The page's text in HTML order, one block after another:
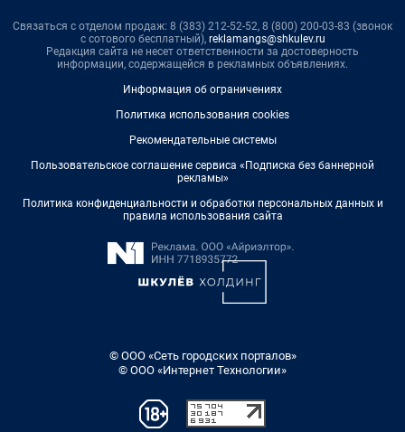
Связаться с отделом продаж: 8 (383) 212-52-52, 8 (800) 200-03-83 (звонок
с сотового бесплатный), reklamangs@shkulev.ru
Редакция сайта не несет ответственности за достоверность
информации, содержащейся в рекламных объявлениях.
Информация об ограничениях
Политика использования cookies
Рекомендательные системы
Пользовательское соглашение сервиса «Подписка без баннерной
рекламы»
Политика конфиденциальности и обработки персональных данных и
правила использования сайта
© ООО «Сеть городских порталов»
© ООО «Интернет Технологии»